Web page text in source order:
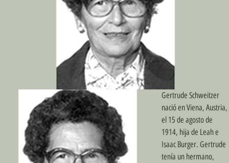
Gertrude Schweitzer
nació en Viena, Austria,
el 15 de agosto de
1914, hija de Leah e
Isaac Burger. Gertrude
tenía un hermano,